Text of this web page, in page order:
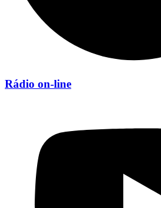
Rádio on-line